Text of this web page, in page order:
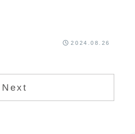
2024.08.26
Next